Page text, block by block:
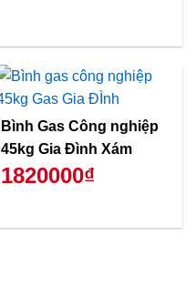
Bình Gas Công nghiệp
45kg Gia Đình Xám
1820000₫